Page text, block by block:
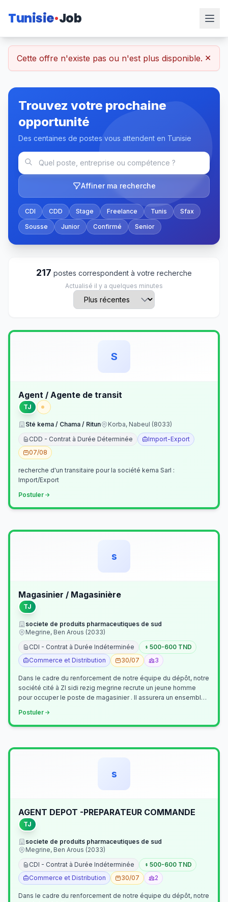
Tunisie Job
Cette offre n'existe pas ou n'est plus disponible. ×
Trouvez votre prochaine
opportunité
Des centaines de postes vous attendent en Tunisie
Affiner ma recherche
CDI CDD Stage Freelance Tunis
Sfax
Sousse
Junior Confirmé Senior
217 postes correspondent à votre recherche
Actualisé il y a quelques minutes
S
Agent / Agente de transit
TJ
Sté kema / Chama / Ritun
Korba, Nabeul (8033)
CDD - Contrat à Durée Déterminée
Import-Export
07/08
recherche d'un transitaire pour la société kema Sarl :
Import/Export
Postuler
s
Magasinier / Magasinière
TJ
societe de produits pharmaceutiques de sud
Megrine, Ben Arous (2033)
CDI - Contrat à Durée Indéterminée
500-600 TND
Commerce et Distribution
30/07 3
Dans le cadre du renforcement de notre équipe du dépôt, notre
société cité à ZI sidi rezig megrine recrute un jeune homme
pour occuper le poste de magasinier . Il assurera un ensemble
Postuler
s
AGENT DEPOT -PREPARATEUR COMMANDE
TJ
societe de produits pharmaceutiques de sud
Megrine, Ben Arous (2033)
CDI - Contrat à Durée Indéterminée
500-600 TND
Commerce et Distribution
30/07 2
Dans le cadre du renforcement de notre équipe du dépôt, notre